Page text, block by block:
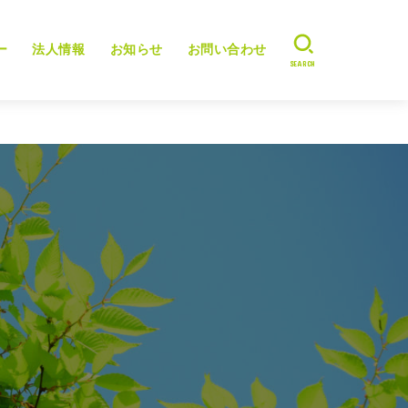
法人情報 お知らせ お問い合わせ
SEARCH